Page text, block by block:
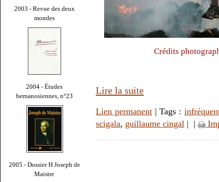
2003 - Revue des deux
mondes
2004 - Études
bernanosiennes, n°23
2005 - Dossier H Joseph de
Maistre
Crédits
Lire la suite
Lien permanent| Tags :
scigala, guillaume cingal | |